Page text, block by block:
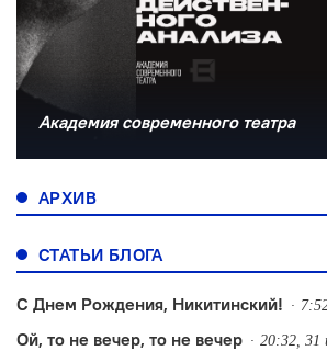
Академия современного театра
АРХИВ
СТАТЬИ БЛОГА
С Днем Рождения, Никитинский!
Ой, то не вечер, то не вечер 20:32, 31